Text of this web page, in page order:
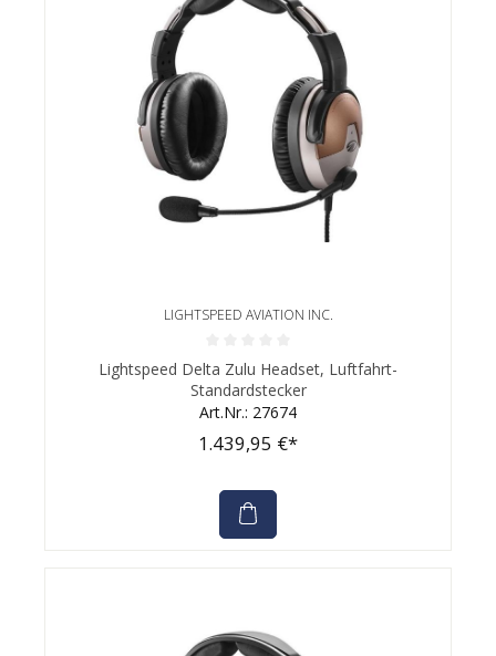
LIGHTSPEED AVIATION INC.
Durchschnittliche Bewertung von 0 von 5 Sternen
Lightspeed Delta Zulu Headset, Luftfahrt-
Standardstecker
Art.Nr.: 27674
1.439,95 €*